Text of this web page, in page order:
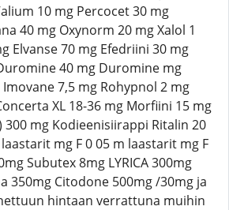
10 mg Percocet 30 mg
40 mg Oxynorm 20 mg Xalol 1
Elvanse 70 mg Efedriini 30 mg
40 mg Duromine mg
7,5 mg Rohypnol 2 mg
XL 18-36 mg Morfiini 15 mg
300 mg Kodieenisiirappi Ritalin 20
mg F 0 05 m laastarit mg F
Subutex 8mg LYRICA 300mg
350mg Citodone 500mg /30mg ja
hintaan verrattuna muihin